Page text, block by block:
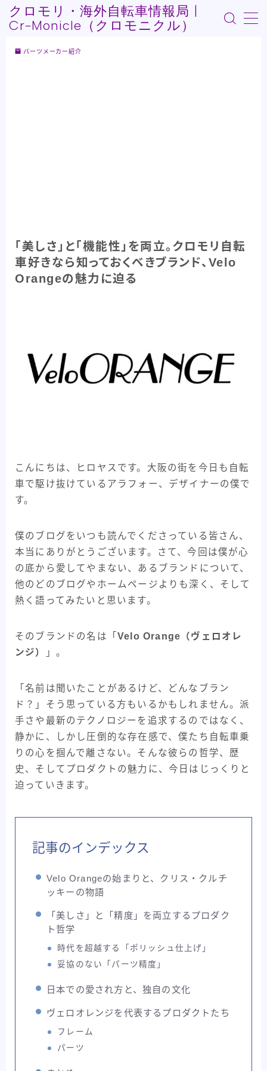
クロモリ・海外自転車情報局 |
Cr-Monicle（クロモニクル）
メーカー紹介 82
フレーム紹介 44
パーツ紹介 40
その他記事 8
30kmh巡航への道 ADEPT ARAYA BMX
CHROME fairweather KONA
MagicCompornents MASI MIYATA NJS
ParkTools salsa bikes
The Radavist
イベント・フェス ギザプロダクツ ギヤ周り
クランクブラザーズ グリップ コンポ
コンポーネント ステム セライタリア
バイクメーカー紹介記事 パーツメーカー
ピスト・トラックバイク フレームバッグ
ライド 東洋フレーム 考察記事
自転車バッグ系
パーツメーカー紹介
「美しさ」と「機能性」を両立。クロモリ自転
車好きなら知っておくべきブランド、Velo
Orangeの魅力に迫る
こんにちは、ヒロヤスです。大阪の街を今日も自転
車で駆け抜けているアラフォー、デザイナーの僕で
す。
僕のブログをいつも読んでくださっている皆さん、
本当にありがとうございます。さて、今回は僕が心
の底から愛してやまない、あるブランドについて、
他のどのブログやホームページよりも深く、そして
熱く語ってみたいと思います。
そのブランドの名は「 Velo Orange（ヴェロオレ
ンジ）
」。
「名前は聞いたことがあるけど、どんなブラン
ド？」そう思っている方もいるかもしれません。派
手さや最新のテクノロジーを追求するのではなく、
静かに、しかし圧倒的な存在感で、僕たち自転車乗
りの心を掴んで離さない。そんな彼らの哲学、歴
史、そしてプロダクトの魅力に、今日はじっくりと
迫っていきます。
記事のインデックス
Velo Orangeの始まりと、クリス・クルチ
ッキーの物語
「美しさ」と「精度」を両立するプロダク
ト哲学
時代を超越する「ポリッシュ仕上げ」
妥協のない「パーツ精度」
日本での愛され方と、独自の文化
ヴェロオレンジを代表するプロダクトたち
フレーム
パーツ